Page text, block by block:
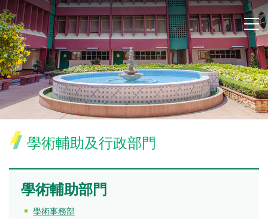
學術輔助及行政部門
學術輔助部門
學術事務部